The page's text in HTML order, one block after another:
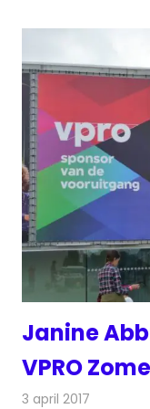
Janine
VPRO
3 april 2017